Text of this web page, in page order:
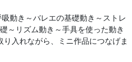
動き～バレエの基礎動き～ストレ
～リズム動き～手具を使った動き
入れながら、ミニ作品につなげま